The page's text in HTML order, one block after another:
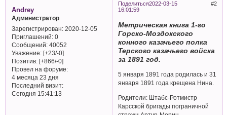
Поделиться 2
2022-03-15
16:01:59
Andrey
Администратор
Зарегистрирован: 2020-12-05
Приглашений:0
Сообщений:40052
Уважение: [+23/-0]
Позитив: [+866/-0]
Провел на форуме:
4 месяца 23 дня
Последний визит:
Сегодня 15:41:13
Метрическая книга 1-го
Горско-Моздокского
конного казачьего полка
Терского казачьего войска
за 1891 год.
5 января 1891 года родилась и 31
января 1891 года крещена Нина.
Родители: Штабс-Ротмистр
Карсской бригады пограничной